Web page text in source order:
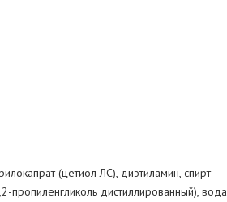
(цетиол ЛС), диэтиламин, спирт
дистиллированный), вода